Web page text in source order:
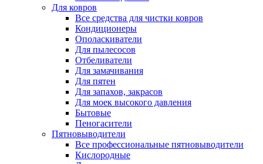
Для ковров
Все средства для чистки ковров
Кондиционеры
Ополаскиватели
Для пылесосов
Отбеливатели
Для замачивания
Для пятен
Для запахов, закрасов
Для моек высокого давления
Бытовые
Пеногасители
Пятновыводители
Все профессиональные пятновыводители
Кислородные